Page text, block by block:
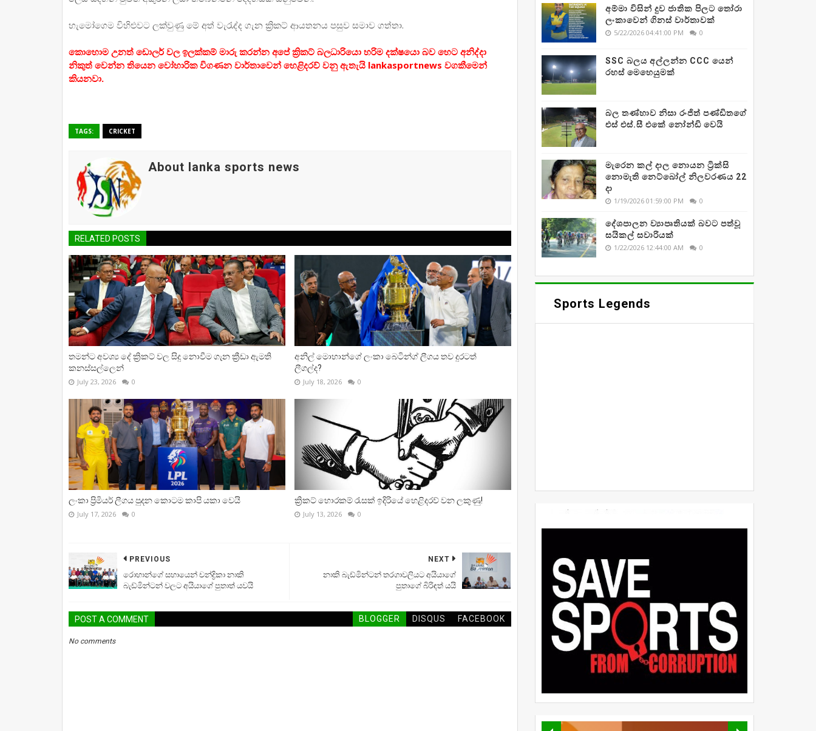
හැමෝගෙම විහිළුවට ලක්වුණු මේ අත් වැරැද්ද ගැන ක්‍රිකට් ආයතනය පසුව සමාව ගත්තා.
කොහොම උනත් ඩොලර් වල ඉලක්කම් මාරු කරන්න අපේ ක්‍රිකට් බලධාරියො හරිම දක්ෂයො බව හෙට අනිද්දා
නිකුත් වෙන්න තියෙන වෝහාරික විගණන වාර්තාවෙන් හෙළිදරව් වනු ඇතැයි lankasportnews වගකීමෙන්
කියනවා.
TAGS: CRICKET
About lanka sports news
RELATED POSTS
තමන්ට අවශ්‍ය දේ ක්‍රිකට් වල සිදු නොවීම ගැන ක්‍රීඩා ඇමති
කනස්සල්ලෙන්
July 23, 2026 0
අනිල් මොහාන්ගේ ලංකා බෙටින්ග් ලීගය තව දුරටත්
ලීගල්ද?
July 18, 2026 0
ලංකා ප්‍රිමියර් ලීගය පුදන කොටම කාපි යකා වෙයි
July 17, 2026 0
ක්‍රිකට් හොරකම් රැසක් ඉදිරියේ හෙළිදරව් වන ලකුණු!
July 13, 2026 0
NEXT
නාකි බැඩ්මින්ටන් තරගාවලියට අයියාගේ
පුතාගේ බිරිඳත් යයි
PREVIOUS
රොහාන්ගේ සහායෙන් චන්ද්‍රිකා නාකි
බැඩ්මින්ටන් වලට අයියාගේ පුතාත් යවයි
POST A COMMENT BLOGGER DISQUS FACEBOOK
No comments
අම්මා විසින් දුව ජාතික පිලට තෝරා
ලංකාවෙන් ගිනස් වාර්තාවක්
5/22/2026 04:41:00 PM 0
SSC බලය අල්ලන්න CCC යෙන්
රහස් මෙහෙයුමක්
බල තණ්හාව නිසා රංජිත් පණ්ඩිතගේ
එස් එස්.සී එකේ නෝන්ඩි වෙයි
මැරෙන කල් දාල නොයන ට්‍රික්සි
නොමැති නෙට්බෝල් නිලවරණය 22
දා
1/19/2026 01:59:00 PM 0
දේශපාලන ව්‍යාපෘතියක් බවට පත්වූ
සයිකල් සවාරියක්
1/22/2026 12:44:00 AM 0
Sports Legends